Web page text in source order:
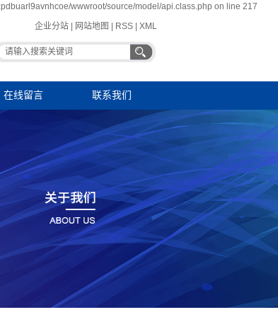
wwwroot/source/model/api.class.php on line 217
企业分站 网站地图 RSS XML
在线留言 联系我们